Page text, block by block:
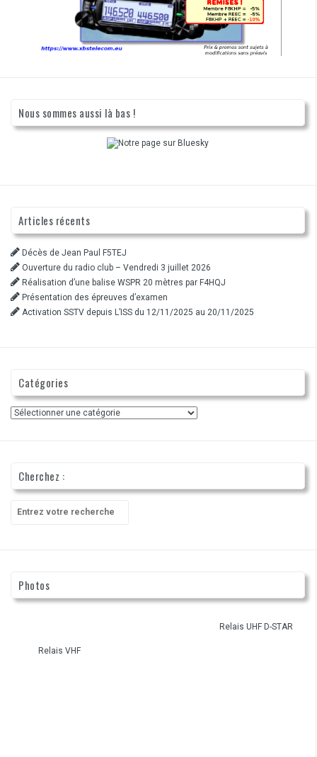
Nous sommes aussi là bas !
Articles récents
Décès de Jean Paul F5TEJ
Ouverture du radio club – Vendredi 3 juillet 2026
Réalisation d’une balise WSPR 20 mètres par F4HQJ
Présentation des épreuves d’examen
Activation SSTV depuis L’ISS du 12/11/2025 au 20/11/2025
Catégories
Catégories
Cherchez :
pour
Photos
Relais UHF D-STAR
Relais VHF